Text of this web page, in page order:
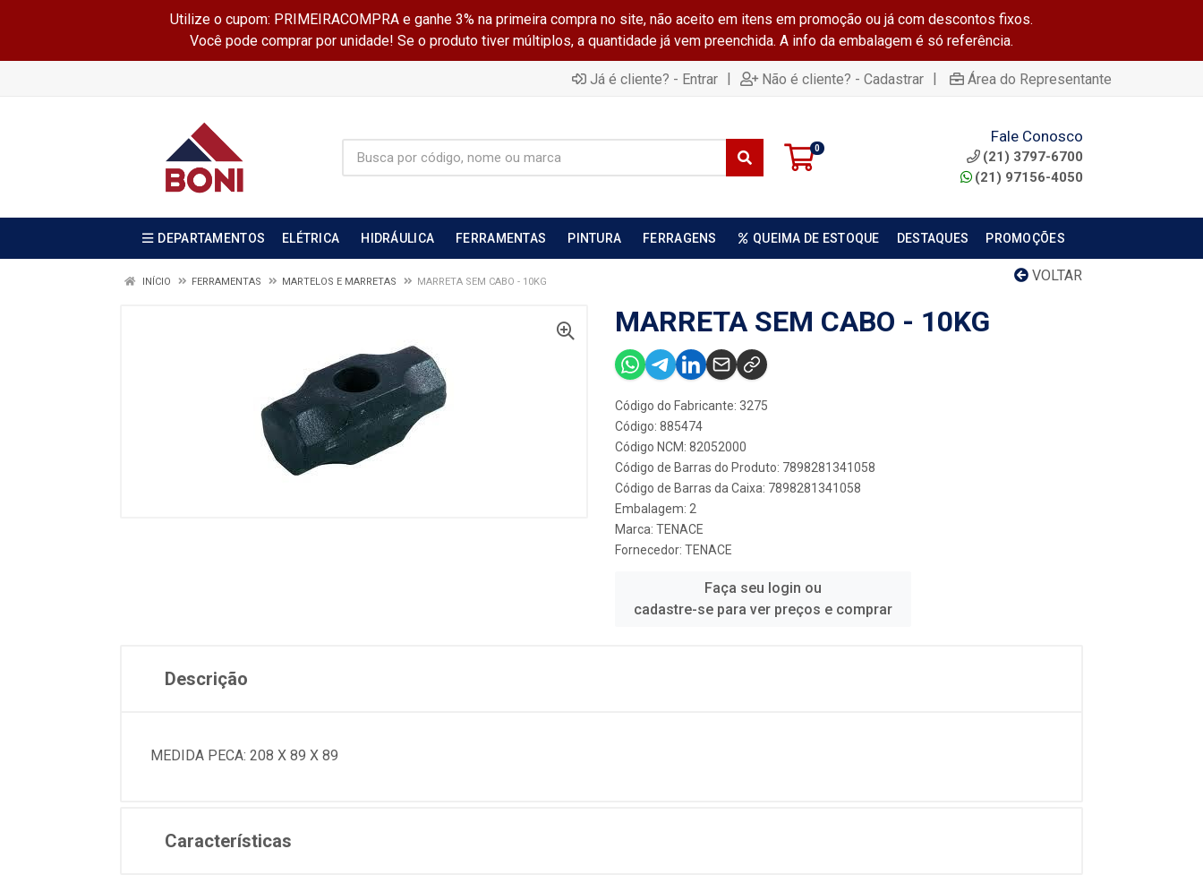
Utilize o cupom: PRIMEIRACOMPRA e ganhe 3% na primeira compra no site, não aceito em itens em promoção ou já com descontos fixos.
Você pode comprar por unidade! Se o produto tiver múltiplos, a quantidade já vem preenchida. A info da embalagem é só referência.
Já é cliente? - Entrar | Não é cliente? - Cadastrar | Área do Representante
0
Fale Conosco
(21) 3797-6700
(21) 97156-4050
DEPARTAMENTOS ELÉTRICA HIDRÁULICA FERRAMENTAS PINTURA FERRAGENS QUEIMA DE ESTOQUE DESTAQUES PROMOÇÕES
VOLTAR
INÍCIO FERRAMENTAS MARTELOS E MARRETAS MARRETA SEM CABO - 10KG
MARRETA SEM CABO - 10KG
Código do Fabricante: 3275
Código: 885474
Código NCM: 82052000
Código de Barras do Produto: 7898281341058
Código de Barras da Caixa: 7898281341058
Embalagem: 2
Marca: TENACE
Fornecedor: TENACE
Faça seu login ou
cadastre-se para ver preços e comprar
Descrição
MEDIDA PECA: 208 X 89 X 89
Características